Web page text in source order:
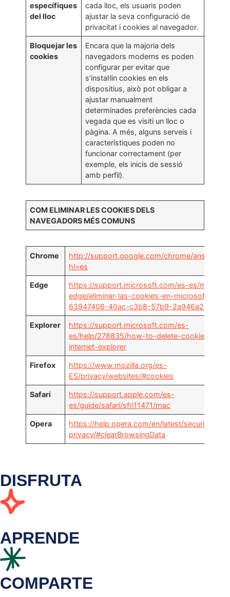
específiques
del lloc
cada lloc, els usuaris poden
ajustar la seva configuració de
privacitat i cookies al navegador.
Bloquejar les
cookies
Encara que la majoria dels
navegadors moderns es poden
configurar per evitar que
s’instal·lin cookies en els
dispositius, això pot obligar a
ajustar manualment
determinades preferències cada
vegada que es visiti un lloc o
pàgina. A més, alguns serveis i
característiques poden no
funcionar correctament (per
exemple, els inicis de sessió
amb perfil).
COM ELIMINAR LES COOKIES DELS
NAVEGADORS MÉS COMUNS
Chrome
http://support.google.com/chrome/answer/
hl=es
Edge
https://support.microsoft.com/es-es/
edge/eliminar-las-cookies-en-microsoft-
63947406-40ac-c3b8-57b9-2a946a29ae09
Explorer
https://support.microsoft.com/es-
es/help/278835/how-to-delete-cookie-files-
internet-explorer
Firefox
https://www.mozilla.org/es-
ES/privacy/websites/#cookies
Safari
https://support.apple.com/es-
es/guide/safari/sfri11471/mac
Opera
https://help.opera.com/en/latest/security-
privacy/#clearBrowsingData
DISFRUTA
APRENDE
COMPARTE